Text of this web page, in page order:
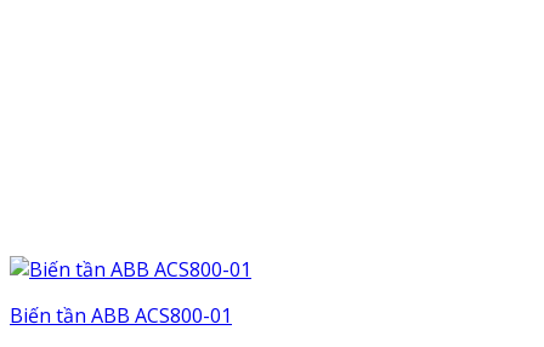
Biến tần ABB ACS800-01